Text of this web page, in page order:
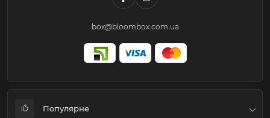
box@bloombox.com.ua
Популярне